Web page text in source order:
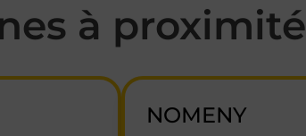
à proximité
NOMENY